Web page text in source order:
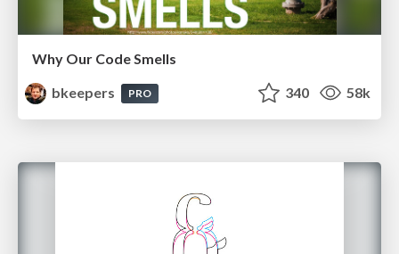
Why Our Code Smells
bkeepers
PRO 340 58k